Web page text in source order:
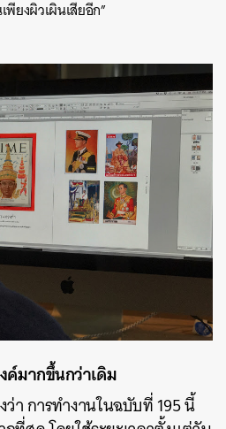
พียงผิวเผินเสียอีก”
ค์มากขึ้นกว่าเดิม
ว่า การทำงานในฉบับที่ 195 นี้